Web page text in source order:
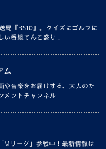
局『BS10』。クイズにゴルフに
い番組てんこ盛り！
ム
や音楽をお届けする、大人のた
メントチャンネル
Mリーグ」参戦中！最新情報は